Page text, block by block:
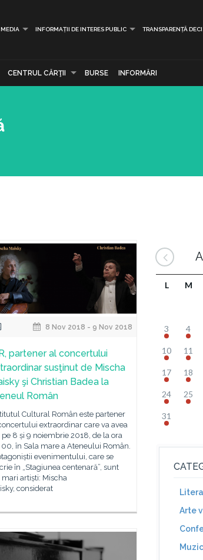
MEDIA INFORMAȚII DE INTERES PUBLIC TRANSPARENȚĂ
CENTRUL CĂRŢII BURSE INFORMĂRI
8 Nov 2018 - 9 Nov 2018
partener al concertului
susţinut de Mischa
şi Christian Badea la
Român
Cultural Român este partener
extraordinar care va avea
pe 8 și 9 noiembrie 2018, de la ora
00, în Sala mare a Ateneului Român.
evenimentului, care se
în „Stagiunea centenară”, sunt
mari artiști: Mischa
considerat
L M
3 4
10 11
17 18
24 25
31
Arte